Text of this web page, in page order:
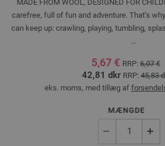
MADE FROM WOOL, DESIGNED FOR
carefree, full of fun and adventure. That’s
can keep up: crawling, playing, tumbling,
...
5,67 € RRP: 6,07 €
42,81 dkr RRP: 45,83
eks. moms, med tillæg af
MÆNGDE